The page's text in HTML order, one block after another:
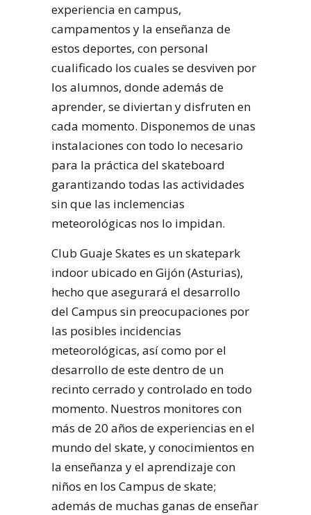
experiencia en campus,
campamentos y la enseñanza de
estos deportes, con personal
cualificado los cuales se desviven por
los alumnos, donde además de
aprender, se diviertan y disfruten en
cada momento. Disponemos de unas
instalaciones con todo lo necesario
para la práctica del skateboard
garantizando todas las actividades
sin que las inclemencias
meteorológicas nos lo impidan.
Club Guaje Skates es un skatepark
indoor ubicado en Gijón (Asturias),
hecho que asegurará el desarrollo
del Campus sin preocupaciones por
las posibles incidencias
meteorológicas, así como por el
desarrollo de este dentro de un
recinto cerrado y controlado en todo
momento. Nuestros monitores con
más de 20 años de experiencias en el
mundo del skate, y conocimientos en
la enseñanza y el aprendizaje con
niños en los Campus de skate;
además de muchas ganas de enseñar